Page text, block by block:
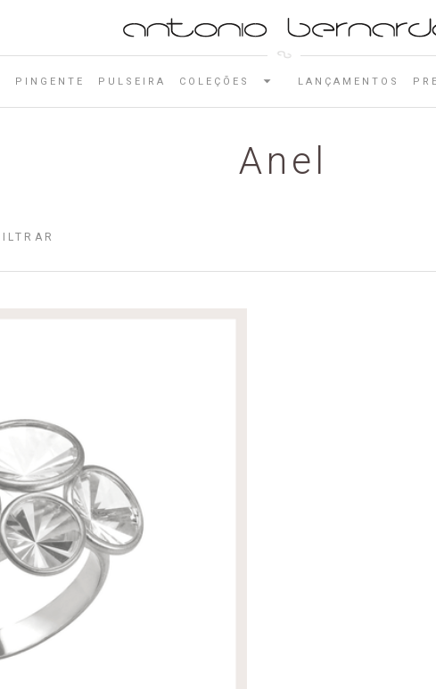
PINGENTE PULSEIRA COLEÇÕES LANÇAMENTOS
Anel